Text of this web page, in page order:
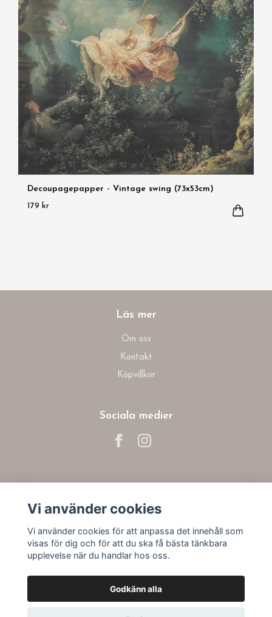
Decoupagepapper - Vintage swing (73x53cm)
179 kr
Läs mer
Om oss
Kontakt
Köpvillkor
Sociala medier
Vi använder cookies
Vi använder cookies för att anpassa det innehåll som
visas för dig och för att du ska få bästa tänkbara
upplevelse när du handlar hos oss.
Godkänn alla